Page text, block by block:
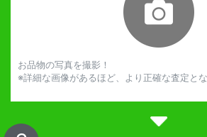
お品物の写真を撮影！
※詳細な画像があるほど、より正確な査定と